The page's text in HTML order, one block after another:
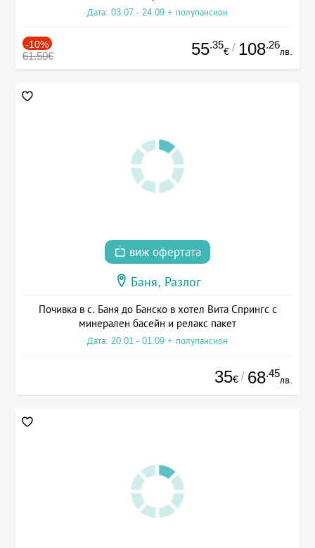
Дата: 03.07 - 24.09 + полупансион
-10%
61.50€ 55.35
€ / 108.26
лв.
виж офертата
Баня, Разлог
Почивка в с. Баня до Банско в хотел Вита Спрингс с
минерален басейн и релакс пакет
Дата: 20.01 - 01.09 + полупансион
35€ / 68.45
лв.